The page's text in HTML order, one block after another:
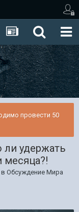
провести 50
удержать
месяца?!
в Обсуждение Мира